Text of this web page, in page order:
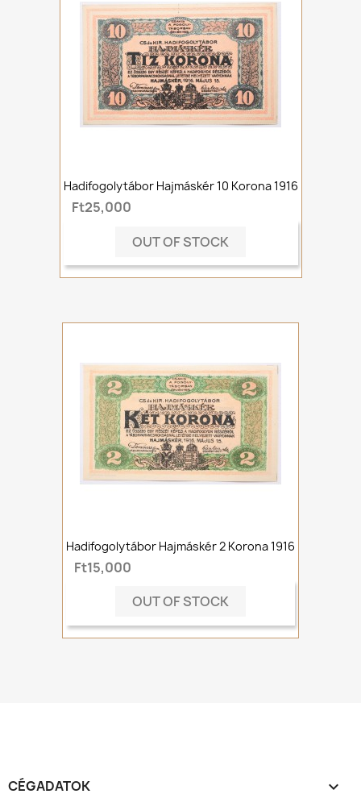
Hadifogolytábor Hajmáskér 10 Korona 1916
Ft25,000
OUT OF STOCK
Hadifogolytábor Hajmáskér 2 Korona 1916
Ft15,000
OUT OF STOCK
CÉGADATOK 